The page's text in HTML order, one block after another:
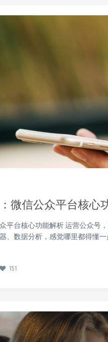
微信公众平台核心
平台核心功能解析 运营公众号
、数据分析，感觉哪里都得懂
151